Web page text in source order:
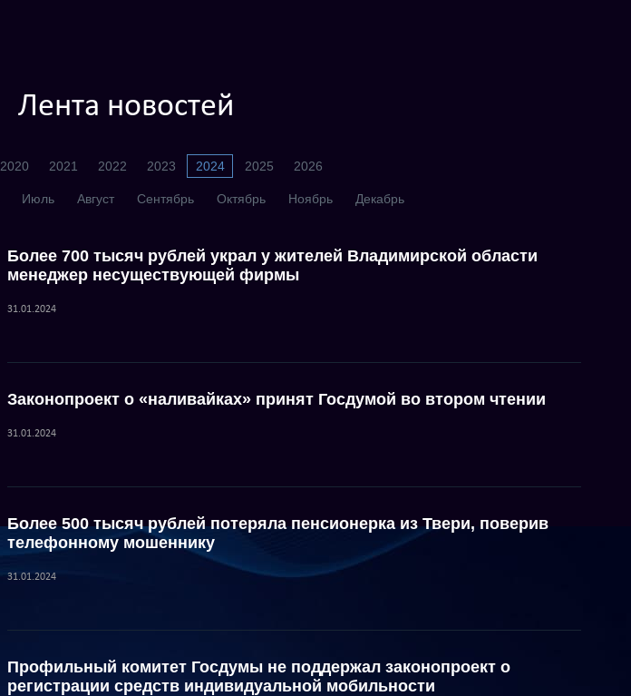
Лента новостей
2020 2021 2022 2023 2024 2025 2026
Июль Август Сентябрь Октябрь Ноябрь Декабрь
Более 700 тысяч рублей украл у жителей Владимирской области
менеджер несуществующей фирмы
31.01.2024
Законопроект о «наливайках» принят Госдумой во втором чтении
31.01.2024
Более 500 тысяч рублей потеряла пенсионерка из Твери, поверив
телефонному мошеннику
31.01.2024
Профильный комитет Госдумы не поддержал законопроект о
регистрации средств индивидуальной мобильности